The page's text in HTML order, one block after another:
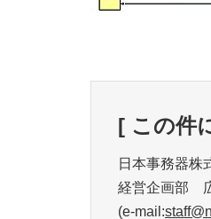
[ この件
日本事務器株
経営企画部
(e-mail: